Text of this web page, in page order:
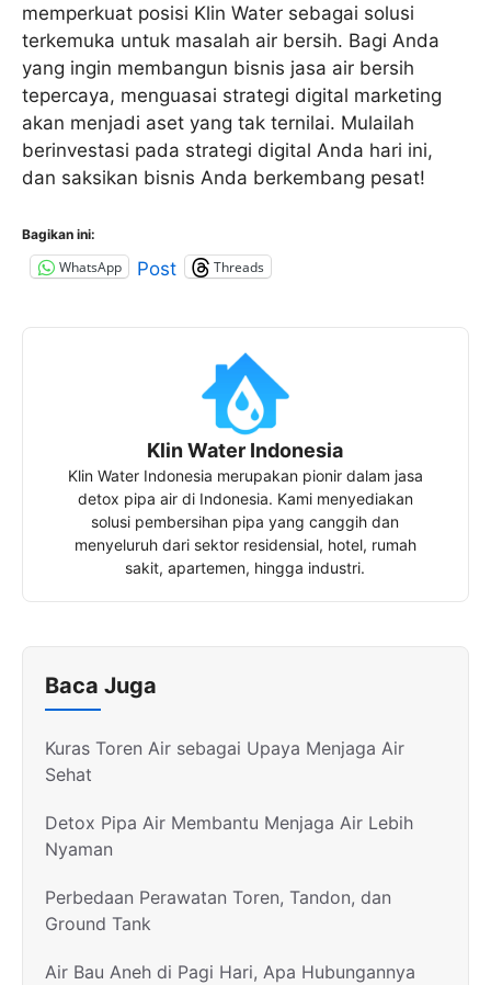
memperkuat posisi Klin Water sebagai solusi
terkemuka untuk masalah air bersih. Bagi Anda
yang ingin membangun bisnis jasa air bersih
tepercaya, menguasai strategi digital marketing
akan menjadi aset yang tak ternilai. Mulailah
berinvestasi pada strategi digital Anda hari ini,
dan saksikan bisnis Anda berkembang pesat!
Bagikan ini:
WhatsApp Post Threads
Klin Water Indonesia
Klin Water Indonesia merupakan pionir dalam jasa
detox pipa air di Indonesia. Kami menyediakan
solusi pembersihan pipa yang canggih dan
menyeluruh dari sektor residensial, hotel, rumah
sakit, apartemen, hingga industri.
Baca Juga
Kuras Toren Air sebagai Upaya Menjaga Air
Sehat
Detox Pipa Air Membantu Menjaga Air Lebih
Nyaman
Perbedaan Perawatan Toren, Tandon, dan
Ground Tank
Air Bau Aneh di Pagi Hari, Apa Hubungannya